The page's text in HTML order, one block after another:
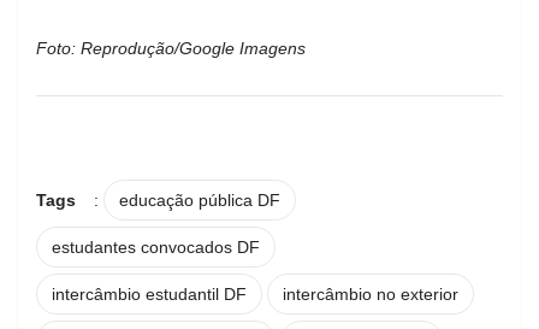
Foto: Reprodução/Google Imagens
Tags : educação pública DF
estudantes convocados DF
intercâmbio estudantil DF intercâmbio no exterior